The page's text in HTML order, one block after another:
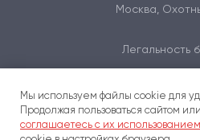
Москва,
Легальность
Политика обработки
Условия и
Мы используем файлы cookie для
Продолжая пользоваться сайтом
соглашаетесь с их использованием